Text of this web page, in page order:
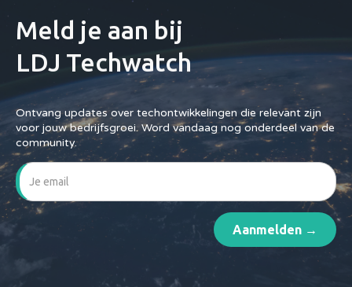
Meld je aan bij
LDJ Techwatch
Ontvang updates over techontwikkelingen die relevant zijn
voor jouw bedrijfsgroei. Word vandaag nog onderdeel van de
community.